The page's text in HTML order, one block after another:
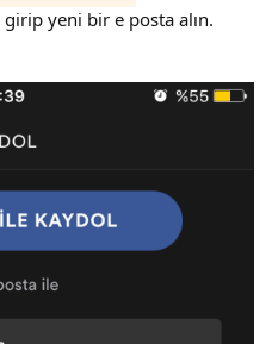
yeni bir e posta alın.